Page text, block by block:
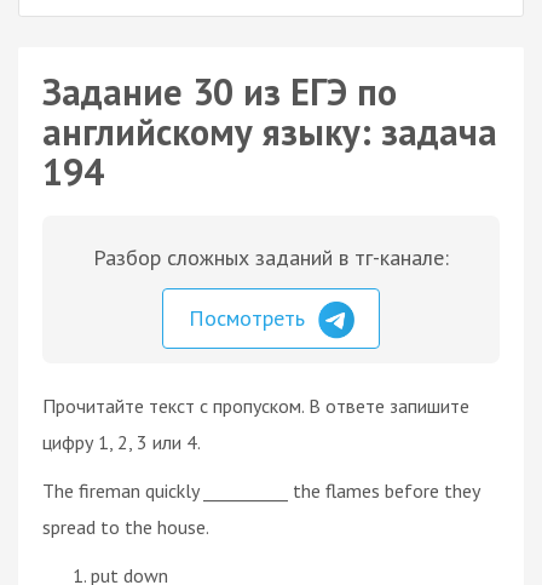
Задание 30 из ЕГЭ по
английскому языку: задача
194
Разбор сложных заданий в тг-канале:
Посмотреть
Прочитайте текст с пропуском. В ответе запишите
цифру 1, 2, 3 или 4.
The fireman quickly __________ the flames before they
spread to the house.
put down